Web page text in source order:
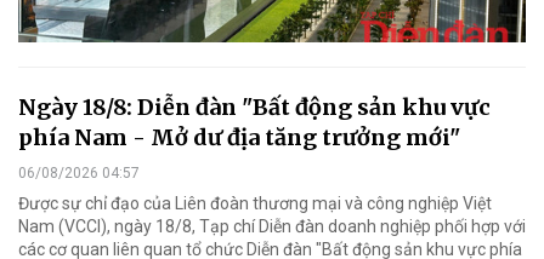
Ngày 18/8: Diễn đàn "Bất động sản khu vực
phía Nam - Mở dư địa tăng trưởng mới"
06/08/2026 04:57
Được sự chỉ đạo của Liên đoàn thương mại và công nghiệp Việt
Nam (VCCI), ngày 18/8, Tạp chí Diễn đàn doanh nghiệp phối hợp với
các cơ quan liên quan tổ chức Diễn đàn "Bất động sản khu vực phía